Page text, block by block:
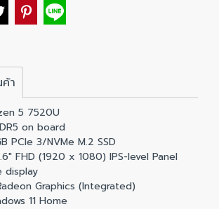
า
5 7520U
on board
PCIe 3/NVMe M.2 SSD
FHD (1920 x 1080) IPS-level Panel
display
Graphics (Integrated)
11 Home